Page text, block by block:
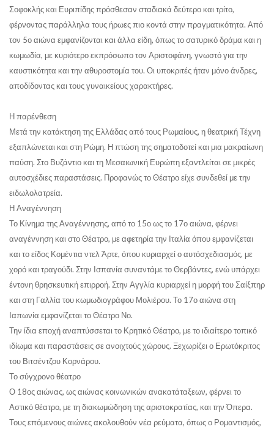
Σοφοκλής και Ευριπίδης πρόσθεσαν σταδιακά δεύτερο και τρίτο,
φέρνοντας παράλληλα τους ήρωες πιο κοντά στην πραγματικότητα. Από
τον 5ο αιώνα εμφανίζονται και άλλα είδη, όπως το σατυρικό δράμα και η
κωμωδία, με κυριότερο εκπρόσωπο τον Αριστοφάνη, γνωστό για την
καυστικότητα και την αθυροστομία του. Οι υποκριτές ήταν μόνο άνδρες,
αποδίδοντας και τους γυναικείους χαρακτήρες.
Η παρένθεση
Μετά την κατάκτηση της Ελλάδας από τους Ρωμαίους, η θεατρική Τέχνη
εξαπλώνεται και στη Ρώμη. Η πτώση της σηματοδοτεί και μια μακραίωνη
παύση. Στο Βυζάντιο και τη Μεσαιωνική Ευρώπη εξαντλείται σε μικρές
αυτοσχέδιες παραστάσεις. Προφανώς το Θέατρο είχε συνδεθεί με την
ειδωλολατρεία.
Η Αναγέννηση
Το Κίνημα της Αναγέννησης, από το 15ο ως το 17ο αιώνα, φέρνει
αναγέννηση και στο Θέατρο, με αφετηρία την Ιταλία όπου εμφανίζεται
και το είδος Κομέντια ντελ Άρτε, όπου κυριαρχεί ο αυτόσχεδιασμός, με
χορό και τραγούδι. Στην Ισπανία συναντάμε το Θερβάντες, ενώ υπάρχει
έντονη θρησκευτική επιρροή. Στην Αγγλία κυριαρχεί η μορφή του Σαίξπηρ
και στη Γαλλία του κωμωδιογράφου Μολιέρου. Το 17ο αιώνα στη
Ιαπωνία εμφανίζεται το Θέατρο Νο.
Την ίδια εποχή αναπτύσσεται το Κρητικό Θέατρο, με το ιδιαίτερο τοπικό
ιδίωμα και παραστάσεις σε ανοιχτούς χώρους. Ξεχωρίζει ο Ερωτόκριτος
του Βιτσέντζου Κορνάρου.
Το σύγχρονο θέατρο
Ο 18ος αιώνας, ως αιώνας κοινωνικών ανακατάταξεων, φέρνει το
Αστικό θέατρο, με τη διακωμώδηση της αριστοκρατίας, και την Όπερα.
Τους επόμενους αιώνες ακολουθούν νέα ρεύματα, όπως ο Ρομαντισμός,